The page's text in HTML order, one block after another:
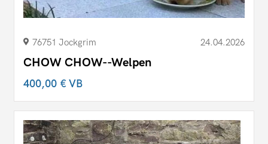
76751 Jockgrim 24.04.2026
CHOW CHOW--Welpen
400,00 €VB